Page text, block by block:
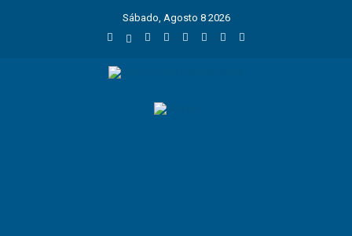
Sábado, Agosto 8 2026